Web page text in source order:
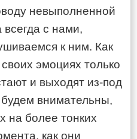
невыполненной
с нами,
к ним. Как
эмоциях только
и выходят из-под
внимательны,
на более тонких
как они